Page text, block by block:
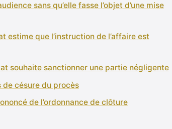
sans qu’elle fasse l’objet d’une mise
estime que l’instruction de l’affaire est
souhaite sanctionner une partie négligente
césure du procès
de l’ordonnance de clôture